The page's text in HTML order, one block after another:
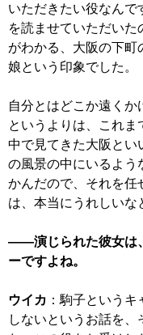
いただきたい役なんで
を読ませていただい
がわかる、大阪の下町
娘という印象でした。
自分とはどこか遠くか
というよりは、これま
中で見てきた大阪とい
の風景の中にいるよう
かんだので、それを任
は、本当にうれしいな
――演じられた彼女は
ーですよね。
ウイカ ：駒子という
しないというお話を、